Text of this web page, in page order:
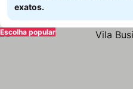
exatos.
Escolha popular